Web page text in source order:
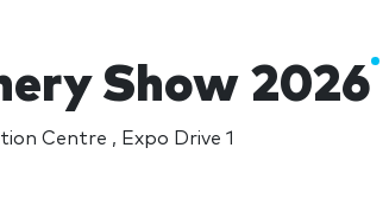
Show 2026
Centre , Expo Drive 1